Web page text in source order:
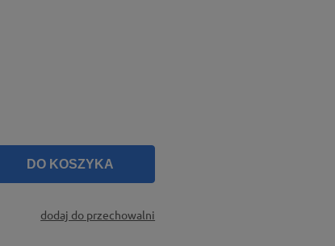
DO KOSZYKA
dodaj do przechowalni